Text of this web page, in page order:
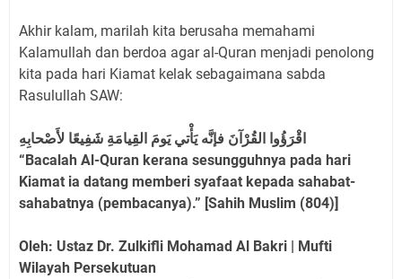
Akhir kalam, marilah kita berusaha memahami
Kalamullah dan berdoa agar al-Quran menjadi penolong
kita pada hari Kiamat kelak sebagaimana sabda
Rasulullah SAW:
اقْرَؤُوا القُرْآنَ فإنَّه يَأْتي يَومَ القِيامَةِ شَفِيعًا لأَصْحابِهِ
“Bacalah Al-Quran kerana sesungguhnya pada hari
Kiamat ia datang memberi syafaat kepada sahabat-
sahabatnya (pembacanya).” [Sahih Muslim (804)]
Oleh: Ustaz Dr. Zulkifli Mohamad Al Bakri | Mufti
Wilayah Persekutuan